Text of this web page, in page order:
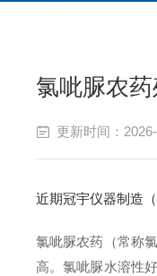
氯呲脲农
更新时间：
近期冠宇仪器制造
氯呲脲农药（常称
高。氯呲脲水溶性